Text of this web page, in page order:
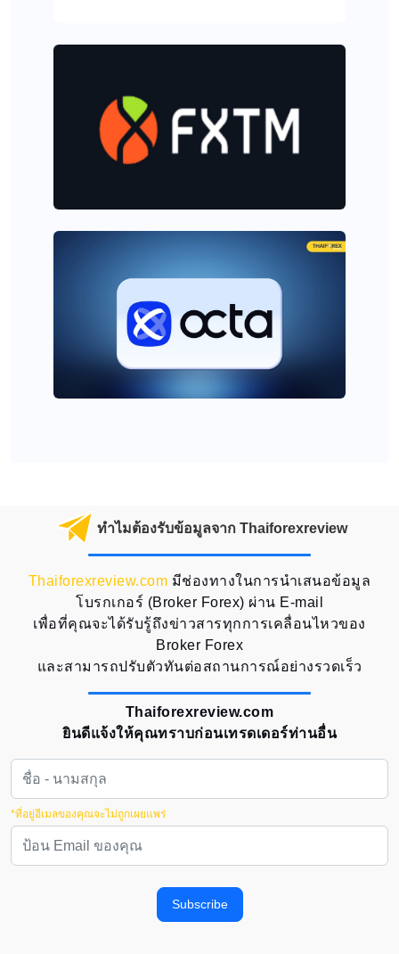
ทำไมต้องรับข้อมูลจาก Thaiforexreview
Thaiforexreview.com มีช่องทางในการนำเสนอข้อมูล
โบรกเกอร์ (Broker Forex) ผ่าน E-mail
เพื่อที่คุณจะได้รับรู้ถึงข่าวสารทุกการเคลื่อนไหวของ
Broker Forex
และสามารถปรับตัวทันต่อสถานการณ์อย่างรวดเร็ว
Thaiforexreview.com
ยินดีแจ้งให้คุณทราบก่อนเทรดเดอร์ท่านอื่น
*ที่อยู่อีเมลของคุณจะไม่ถูกเผยแพร่
Subscribe